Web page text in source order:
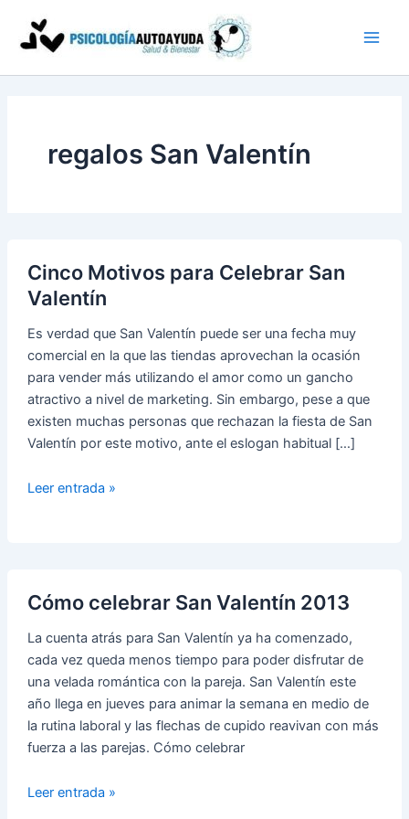
contenido
regalos San Valentín
Cinco Motivos para Celebrar San
Valentín
Es verdad que San Valentín puede ser una fecha muy
comercial en la que las tiendas aprovechan la ocasión
para vender más utilizando el amor como un gancho
atractivo a nivel de marketing. Sin embargo, pese a que
existen muchas personas que rechazan la fiesta de San
Valentín por este motivo, ante el eslogan habitual […]
Cinco
Valentín
Leer entrada »
Cómo celebrar San Valentín 2013
La cuenta atrás para San Valentín ya ha comenzado,
cada vez queda menos tiempo para poder disfrutar de
una velada romántica con la pareja. San Valentín este
año llega en jueves para animar la semana en medio de
la rutina laboral y las flechas de cupido reavivan con más
fuerza a las parejas. Cómo celebrar
Cómo
Leer entrada »